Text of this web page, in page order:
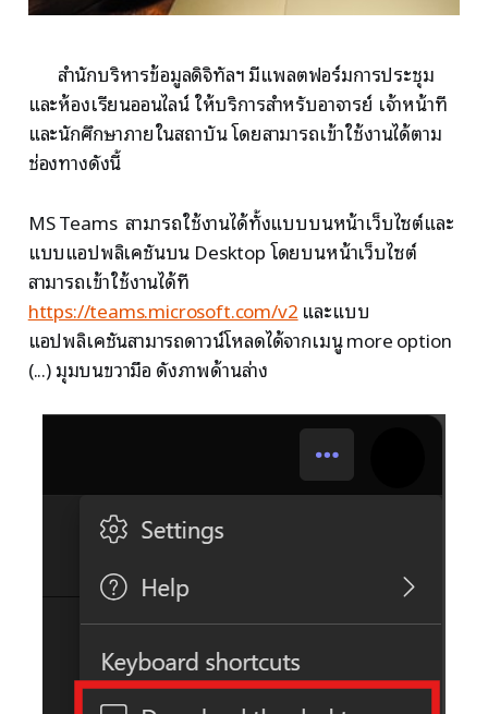
สำนักบริหารข้อมูลดิจิทัลฯ มีแพลตฟอร์มการประชุม
และห้องเรียนออนไลน์ ให้บริการสำหรับอาจารย์ เจ้าหน้าที่
และนักศึกษาภายในสถาบัน โดยสามารถเข้าใช้งานได้ตาม
ช่องทางดังนี้
MS Teams สามารถใช้งานได้ทั้งแบบบนหน้าเว็บไซต์และ
แบบแอปพลิเคชันบน Desktop โดยบนหน้าเว็บไซต์
สามารถเข้าใช้งานได้ที่
https://teams.microsoft.com/v2 และแบบ
แอปพลิเคชันสามารถดาวน์โหลดได้จากเมนู more option
(...) มุมบนขวามือ ดังภาพด้านล่าง